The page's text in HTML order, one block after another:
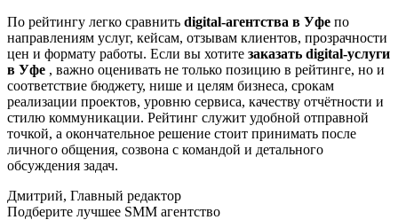
По рейтингу легко сравнить digital-агентства в Уфе по
направлениям услуг, кейсам, отзывам клиентов, прозрачности
цен и формату работы. Если вы хотите заказать digital-услуги
в Уфе , важно оценивать не только позицию в рейтинге, но и
соответствие бюджету, нише и целям бизнеса, срокам
реализации проектов, уровню сервиса, качеству отчётности и
стилю коммуникации. Рейтинг служит удобной отправной
точкой, а окончательное решение стоит принимать после
личного общения, созвона с командой и детального
обсуждения задач.
Дмитрий, Главный редактор
Подберите лучшее SMM агентство